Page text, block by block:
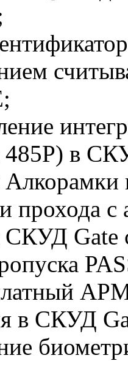
в
прохода с
СКУД Gate
в СКУД